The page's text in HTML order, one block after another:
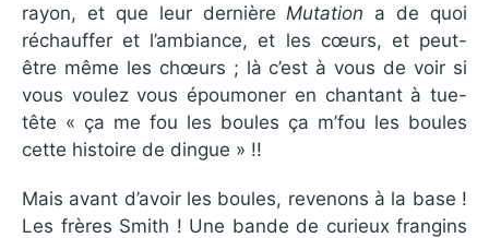
rayon, et que leur dernière Mutation a de quoi
réchauffer et l’ambiance, et les cœurs, et peut-
être même les chœurs ; là c’est à vous de voir si
vous voulez vous époumoner en chantant à tue-
tête « ça me fou les boules ça m’fou les boules
cette histoire de dingue » !!
Mais avant d’avoir les boules, revenons à la base !
Les frères Smith ! Une bande de curieux frangins